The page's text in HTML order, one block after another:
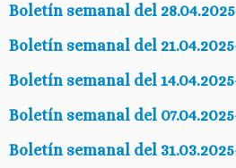
Boletín semanal del
Boletín semanal del
Boletín semanal del
Boletín semanal del
Boletín semanal del